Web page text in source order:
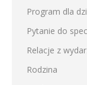
Program dla
Pytanie do
Relacje z
Rodzina